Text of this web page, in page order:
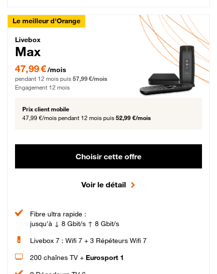
Le meilleur d'Orange
Livebox Max Fibre
Livebox
Max
47,99 € par mois pendant 12 mois puis 57,99 € par mois, Engagement 12 mois
47,99 €/mois
pendant 12 mois puis 57,99 €/mois
Engagement 12 mois
Prix client mobile
47,99 €/mois pendant 12 mois puis 52,99 €/mois
Choisir cette offre
Voir le détail
Fibre ultra rapide :
jusqu'à ↓ 8 Gbit/s ↑ 8 Gbit/s
Livebox 7 : Wifi 7 + 3 Répéteurs Wifi 7
200 chaînes TV + Eurosport 1